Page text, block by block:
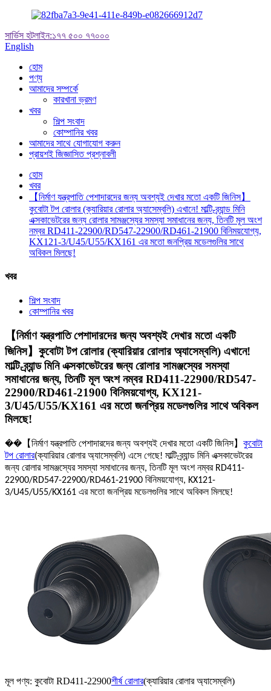
সার্ভিস হটলাইন:১৭৭ ৫০০ ৭৭০০০
English
হোম
পণ্য
আমাদের সম্পর্কে
কারখানা ভ্রমণ
খবর
শিল্প সংবাদ
কোম্পানির খবর
আমাদের সাথে যোগাযোগ করুন
প্রায়শই জিজ্ঞাসিত প্রশ্নাবলী
হোম
খবর
【নির্মাণ যন্ত্রপাতি পেশাদারদের জন্য অবশ্যই দেখার মতো একটি জিনিস】
কুবোটা টপ রোলার (ক্যারিয়ার রোলার অ্যাসেম্বলি) এখানে! মাল্টি-ব্র্যান্ড মিনি
এক্সকাভেটরের জন্য রোলার সামঞ্জস্যের সমস্যা সমাধানের জন্য, তিনটি মূল অংশ
নম্বর RD411-22900/RD547-22900/RD461-21900 বিনিময়যোগ্য,
KX121-3/U45/U55/KX161 এর মতো জনপ্রিয় মডেলগুলির সাথে
অবিকল মিলছে!​
খবর
শিল্প সংবাদ
কোম্পানির খবর
【নির্মাণ যন্ত্রপাতি পেশাদারদের জন্য অবশ্যই দেখার মতো একটি
জিনিস】কুবোটা টপ রোলার (ক্যারিয়ার রোলার অ্যাসেম্বলি) এখানে!
মাল্টি-ব্র্যান্ড মিনি এক্সকাভেটরের জন্য রোলার সামঞ্জস্যের সমস্যা
সমাধানের জন্য, তিনটি মূল অংশ নম্বর RD411-22900/RD547-
22900/RD461-21900 বিনিময়যোগ্য, KX121-
3/U45/U55/KX161 এর মতো জনপ্রিয় মডেলগুলির সাথে অবিকল
মিলছে!​
��【নির্মাণ যন্ত্রপাতি পেশাদারদের জন্য অবশ্যই দেখার মতো একটি জিনিস】 কুবোটা
টপ রোলার(ক্যারিয়ার রোলার অ্যাসেম্বলি) এসে গেছে! মাল্টি-ব্র্যান্ড মিনি এক্সকাভেটরের
জন্য রোলার সামঞ্জস্যের সমস্যা সমাধানের জন্য, তিনটি মূল অংশ নম্বর RD411-
22900/RD547-22900/RD461-21900 বিনিময়যোগ্য, KX121-
3/U45/U55/KX161 এর মতো জনপ্রিয় মডেলগুলির সাথে অবিকল মিলছে!​
মূল পণ্য: কুবোটা RD411-22900শীর্ষ রোলার(ক্যারিয়ার রোলার অ্যাসেম্বলি)